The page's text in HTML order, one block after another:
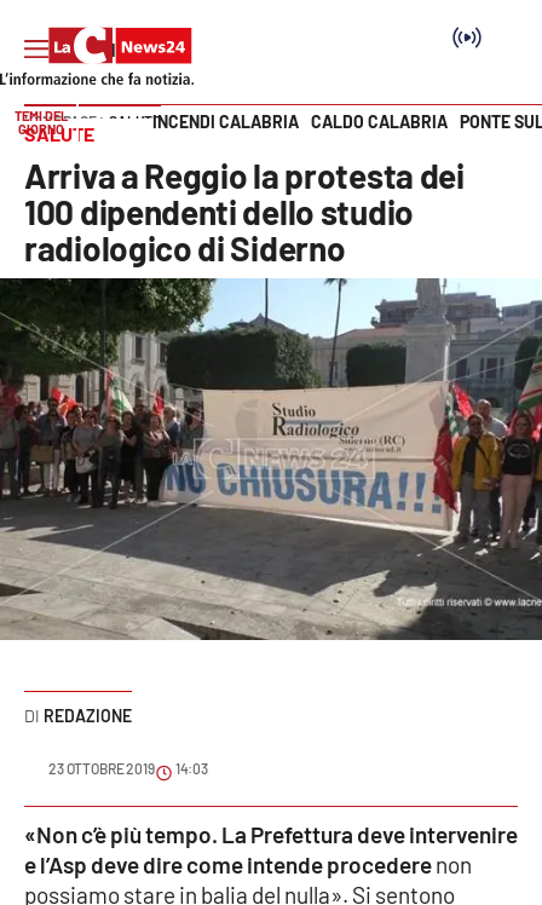
SEZIONI
Cronaca
Politica
Attualità
Economia e lavoro
Italia Mondo
Sanità
Sport
Meteo
Editoriali
Vai
TEMI DEL
GIORNO
INCENDI CALABRIA CALDO CALABRIA PONTE
HOME PAGE SALUTE
SALUTE
Arriva a Reggio la protesta dei
100 dipendenti dello studio
radiologico di Siderno
REDAZIONE
23 OTTOBRE 2019 14:03
«Non c’è più tempo. La Prefettura deve intervenire
e l’Asp deve dire come intende procederenon
possiamo stare in balia del nulla». Si sentono